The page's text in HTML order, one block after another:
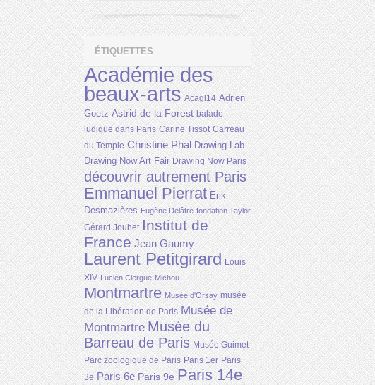
ÉTIQUETTES
Académie des
beaux-arts Acagl14 Adrien
Goetz Astrid de la Forest balade
ludique dans Paris Carine Tissot Carreau
du Temple Christine Phal Drawing Lab
Drawing Now Art Fair Drawing Now Paris
découvrir autrement Paris
Emmanuel Pierrat Erik
Desmazières Eugène Delâtre fondation Taylor
Gérard Jouhet Institut de
France Jean Gaumy
Laurent Petitgirard Louis
XIV Lucien Clergue Michou
Montmartre Musée d'Orsay musée
de la Libération de Paris Musée de
Montmartre Musée du
Barreau de Paris Musée Guimet
Parc zoologique de Paris Paris 1er Paris
3e Paris 6e Paris 9e Paris 14e